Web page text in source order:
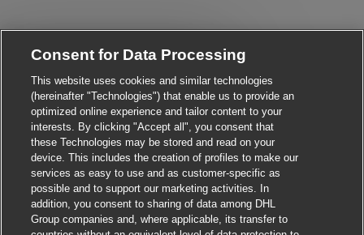
Are you interested in this job? Close chatbot
I'm interested Find similar jobs
Consent for Data Processing
This website uses cookies and similar technologies
(hereinafter "Technologies") that enable us to provide an
optimized online experience and tailor content to your
interests. By clicking "Accept all", you consent that
these Technologies may be stored and read on your
device. This includes the creation of profiles to make our
services as easy to use and as customer-specific as
possible and to support our marketing activities. In
addition, you consent to sharing of data among DHL
Group companies and, where applicable, its transfer to